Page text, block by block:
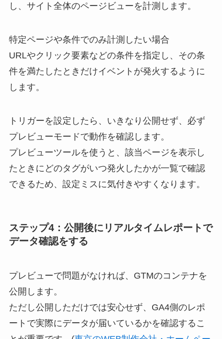
し、サイト全体のページビューを計測します。
特定ページや条件でのみ計測したい場合
URLやクリック要素などの条件を指定し、その条
件を満たしたときだけイベントが発火するように
します。
トリガーを設定したら、いきなり公開せず、必ず
プレビューモードで動作を確認します。
プレビューツールを使うと、該当ページを表示し
たときにどのタグがいつ発火したかが一覧で確認
できるため、設定ミスに気付きやすくなります。
ステップ4：公開後にリアルタイムレポートで
データ確認をする
プレビューで問題がなければ、GTMのコンテナを
公開します。
ただし公開しただけでは安心せず、GA4側のレポ
ートで実際にデータが届いているかを確認するこ